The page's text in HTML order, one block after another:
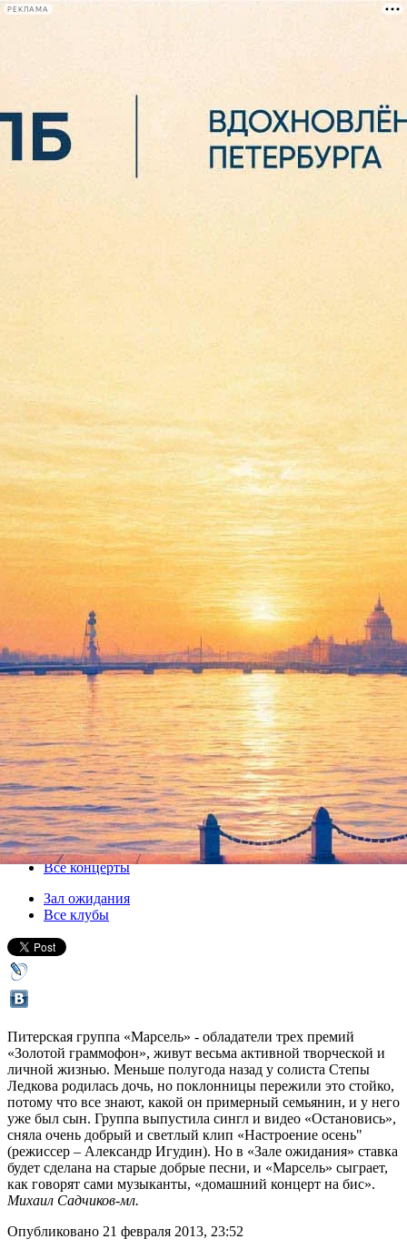
РЕКЛАМА
Сегодня:
Группа «Марсель».
«Домашний концерт на бис»
22 февраля 2013, пятница,20.00
Версия для печати
Все концерты
Зал ожидания
Все клубы
Питерская группа «Марсель» - обладатели трех премий
«Золотой граммофон», живут весьма активной творческой и
личной жизнью. Меньше полугода назад у солиста Степы
Ледкова родилась дочь, но поклонницы пережили это стойко,
потому что все знают, какой он примерный семьянин, и у него
уже был сын. Группа выпустила сингл и видео «Остановись»,
сняла очень добрый и светлый клип «Настроение осень"
(режиссер – Александр Игудин). Но в «Зале ожидания» ставка
будет сделана на старые добрые песни, и «Марсель» сыграет,
как говорят сами музыканты, «домашний концерт на бис».
Михаил Садчиков-мл.
Опубликовано 21 февраля 2013, 23:52